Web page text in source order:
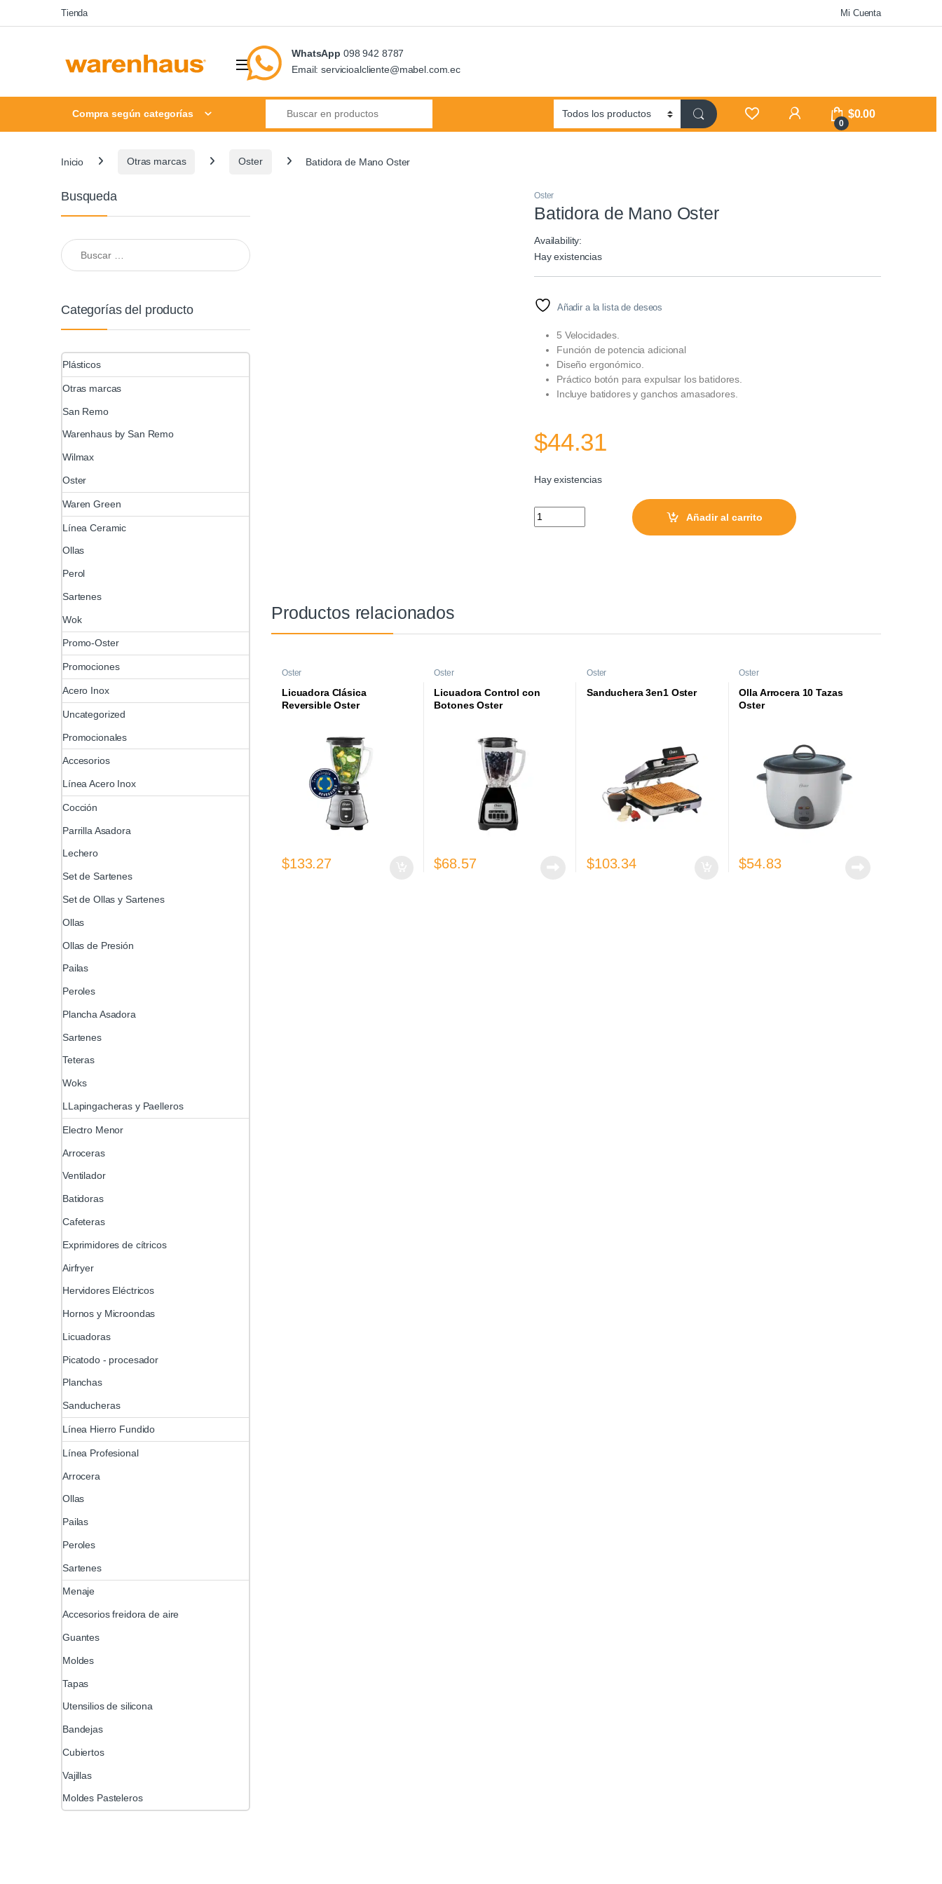
Skip to navigation
Skip to content
Tienda Mi Cuenta
WhatsApp 098 942 8787
Email: servicioalcliente@mabel.com.ec
Compra según categorías
0
$0.00
Inicio Otras marcas Oster Batidora de Mano Oster
Oster
Batidora de Mano Oster
Availability:
Hay existencias
Añadir a la lista de deseos
5 Velocidades.
Función de potencia adicional
Diseño ergonómico.
Práctico botón para expulsar los batidores.
Incluye batidores y ganchos amasadores.
$44.31
Hay existencias
Batidora de Mano Oster quantity Añadir al carrito
Productos relacionados
Oster
Licuadora Clásica
Reversible Oster
$133.27
Oster
Licuadora Control con
Botones Oster
$68.57
Oster
Sanduchera 3en1 Oster
$103.34
Oster
Olla Arrocera 10 Tazas
Oster
$54.83
Busqueda
Buscar:
Categorías del producto
Plásticos
Otras marcas
San Remo
Warenhaus by San Remo
Wilmax
Oster
Waren Green
Línea Ceramic
Ollas
Perol
Sartenes
Wok
Promo-Oster
Promociones
Acero Inox
Uncategorized
Promocionales
Accesorios
Línea Acero Inox
Cocción
Parrilla Asadora
Lechero
Set de Sartenes
Set de Ollas y Sartenes
Ollas
Ollas de Presión
Pailas
Peroles
Plancha Asadora
Sartenes
Teteras
Woks
LLapingacheras y Paelleros
Electro Menor
Arroceras
Ventilador
Batidoras
Cafeteras
Exprimidores de cítricos
Airfryer
Hervidores Eléctricos
Hornos y Microondas
Licuadoras
Picatodo - procesador
Planchas
Sanducheras
Línea Hierro Fundido
Línea Profesional
Arrocera
Ollas
Pailas
Peroles
Sartenes
Menaje
Accesorios freidora de aire
Guantes
Moldes
Tapas
Utensilios de silicona
Bandejas
Cubiertos
Vajillas
Moldes Pasteleros